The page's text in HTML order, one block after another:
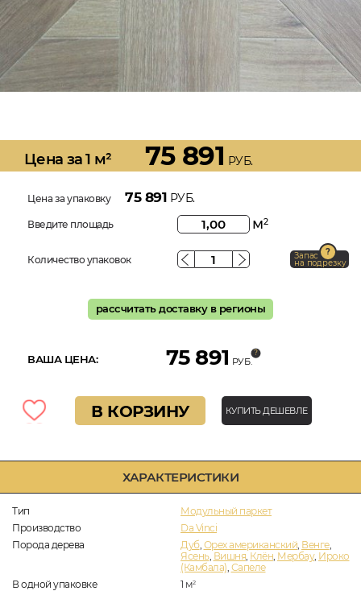
ХАРАКТЕРИСТИКИ
Тип
Модульный паркет
Производство
Da Vinci
Порода дерева
Дуб, Орех американский, Венге,
Ясень, Вишня, Клён, Мербау, Ироко
(Камбала), Сапеле
В одной упаковке
1 м2
Цена за 1 м² 75 891 РУБ.
Цена за упаковку 75 891 РУБ.
Введите площадь м2
Количество упаковок Запас
на подрезку
рассчитать доставку в регионы
ВАША ЦЕНА: 75 891 РУБ.
В КОРЗИНУ КУПИТЬ ДЕШЕВЛЕ